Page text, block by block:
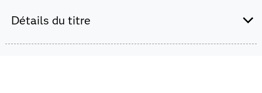
Détails du titre